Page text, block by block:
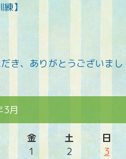
】
き、ありがとうございまし
3月
金 土 日
1 2
3